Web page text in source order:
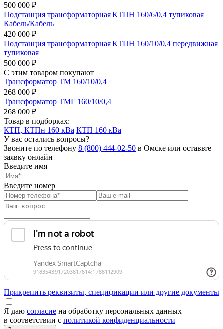
500 000 ₽
Подстанция трансформаторная КТПН 160/6/0,4 тупиковая
Кабель/Кабель
420 000 ₽
Подстанция трансформаторная КТПН 160/10/0,4 передвижная
тупиковая
500 000 ₽
С этим товаром покупают
Трансформатор ТМ 160/10/0,4
268 000 ₽
Трансформатор ТМГ 160/10/0,4
268 000 ₽
Товар в подборках:
КТП, КТПн 160 кВа КТП 160 кВа
У вас остались вопросы?
Звоните по телефону 8 (800) 444-02-50 в Омске или оставьте
заявку онлайн
Введите имя
Введите номер
Прикрепить реквизиты, спецификации или другие документы
Я даю согласие на обработку персональных данных
в соответствии с политикой конфиденциальности